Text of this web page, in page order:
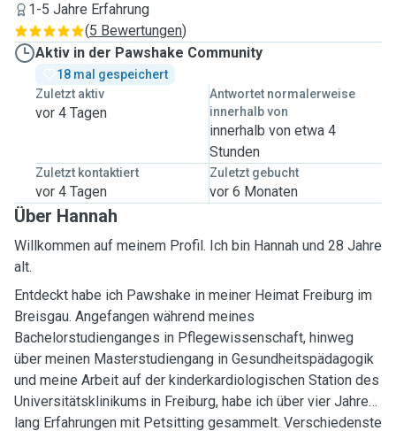
1-5 Jahre Erfahrung
(5 Bewertungen)
Aktiv in der Pawshake Community
18 mal gespeichert
Zuletzt aktiv
vor 4 Tagen
Antwortet normalerweise
innerhalb von
innerhalb von etwa 4
Stunden
Zuletzt kontaktiert
vor 4 Tagen
Zuletzt gebucht
vor 6 Monaten
Über Hannah
Willkommen auf meinem Profil. Ich bin Hannah und 28 Jahre
alt.
Entdeckt habe ich Pawshake in meiner Heimat Freiburg im
Breisgau. Angefangen während meines
Bachelorstudienganges in Pflegewissenschaft, hinweg
über meinen Masterstudiengang in Gesundheitspädagogik
und meine Arbeit auf der kinderkardiologischen Station des
Universitätsklinikums in Freiburg, habe ich über vier Jahre
lang Erfahrungen mit Petsitting gesammelt. Verschiedenste